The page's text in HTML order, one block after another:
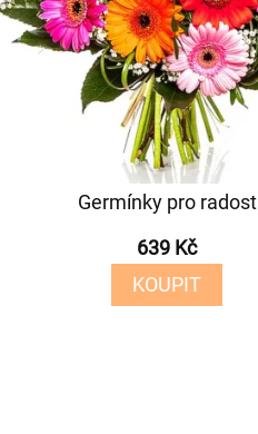
Germínky pro radost
639 Kč
KOUPIT